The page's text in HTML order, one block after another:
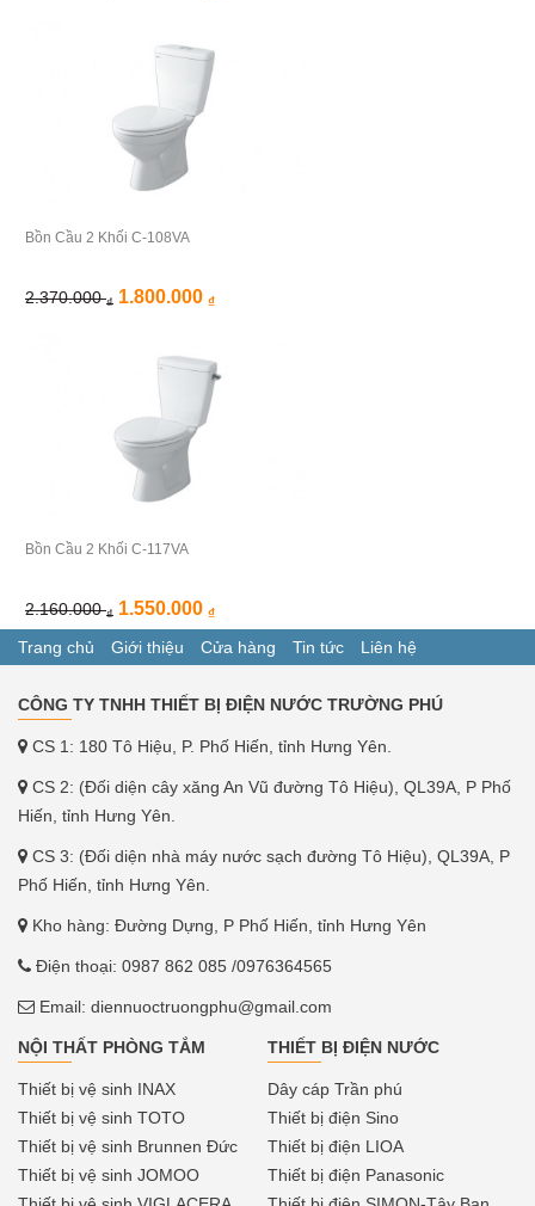
Bồn Cầu 2 Khối C-108VA
2.370.000₫ 1.800.000 ₫
Bồn Cầu 2 Khối C-117VA
2.160.000₫ 1.550.000 ₫
Trang chủ Giới thiệu Cửa hàng Tin tức Liên hệ
CÔNG TY TNHH THIẾT BỊ ĐIỆN NƯỚC TRƯỜNG PHÚ
CS 1: 180 Tô Hiệu, P. Phố Hiến, tỉnh Hưng Yên.
CS 2: (Đối diện cây xăng An Vũ đường Tô Hiệu), QL39A, P Phố
Hiến, tỉnh Hưng Yên.
CS 3: (Đối diện nhà máy nước sạch đường Tô Hiệu), QL39A, P
Phố Hiến, tỉnh Hưng Yên.
Kho hàng: Đường Dựng, P Phố Hiến, tỉnh Hưng Yên
Điện thoại: 0987 862 085 /0976364565
Email: diennuoctruongphu@gmail.com
NỘI THẤT PHÒNG TẮM
Thiết bị vệ sinh INAX
Thiết bị vệ sinh TOTO
Thiết bị vệ sinh Brunnen Đức
Thiết bị vệ sinh JOMOO
THIẾT BỊ ĐIỆN NƯỚC
Dây cáp Trần phú
Thiết bị điện Sino
Thiết bị điện LIOA
Thiết bị điện Panasonic